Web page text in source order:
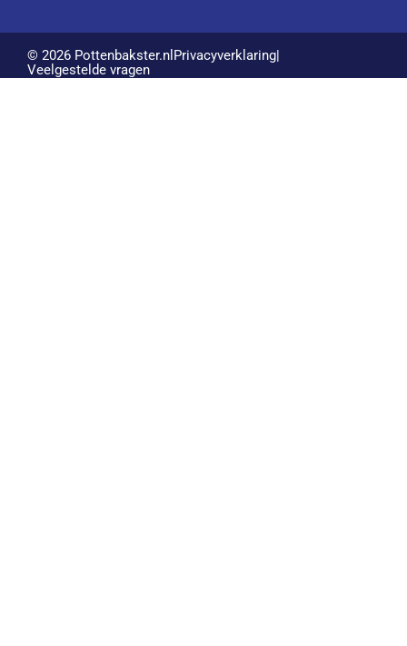
© 2026 Pottenbakster.nl Privacyverklaring|
Veelgestelde vragen